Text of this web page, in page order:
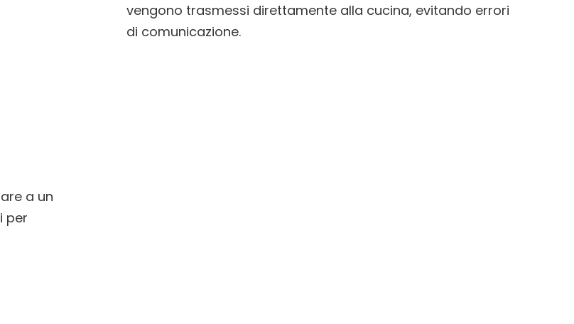
vengono trasmessi direttamente alla cucina, evitando errori
di comunicazione.
a un
per